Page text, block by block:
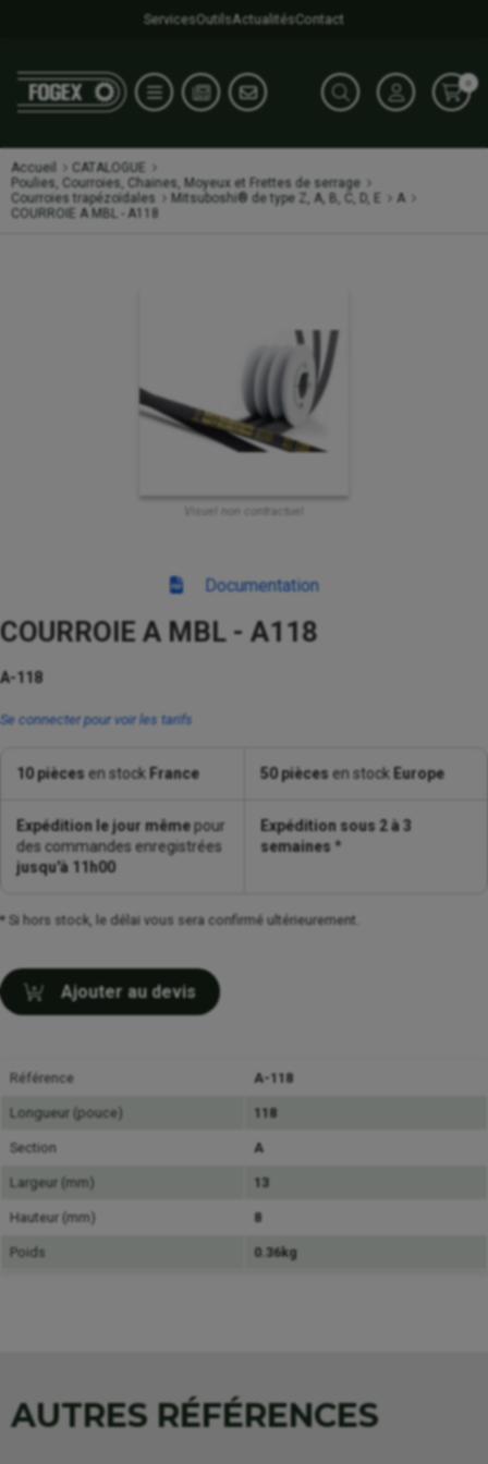
ServicesOutilsActualitésContact
0
Accueil
CATALOGUE
Poulies, Courroies, Chaines, Moyeux et Frettes de serrage
Courroies trapézoïdales
Mitsuboshi® de type Z, A, B, C, D, E
A
COURROIE A MBL - A118
Visuel non contractuel
Documentation
COURROIE A MBL - A118
A-118
Se connecter pour voir les tarifs
10 piècesen stock France 50 piècesen stock Europe
Expédition le jour mêmepour
des commandes enregistrées
jusqu'à 11h00
Expédition sous 2 à 3
semaines *
* Si hors stock, le délai vous sera confirmé ultérieurement.
Ajouter au devis
Référence A-118
Longueur (pouce) 118
Section A
Largeur (mm) 13
Hauteur (mm) 8
Poids 0.36kg
AUTRES RÉFÉRENCES